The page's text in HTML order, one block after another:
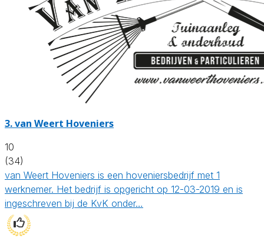
3.van Weert Hoveniers
10
(34)
van Weert Hoveniers is een hoveniersbedrijf met 1
werknemer. Het bedrijf is opgericht op 12-03-2019 en is
ingeschreven bij de KvK onder…